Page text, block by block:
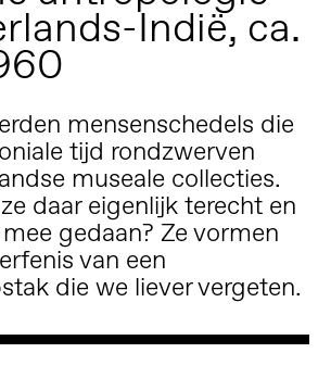
Indië, ca.
mensenschedels die
tijd rondzwerven
museale collecties.
daar eigenlijk terecht en
gedaan? Ze vormen
van een
die we liever vergeten.